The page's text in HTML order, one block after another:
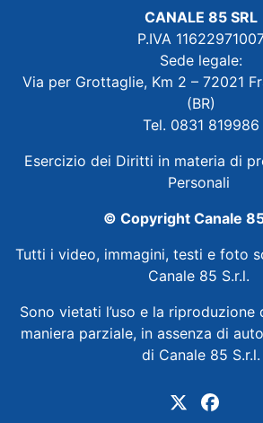
CANALE 85 SRL
P.IVA
Sede legale:
Via per Grottaglie, Km 2 – 72021
(BR)
Tel. 0831 819986
Esercizio dei Diritti in materia di
Personali
© Copyright Canale
Tutti i video, immagini, testi e foto
Canale 85 S.r.l.
Sono vietati l’uso e la riproduzione
maniera parziale, in assenza di
di Canale 85 S.r.l.